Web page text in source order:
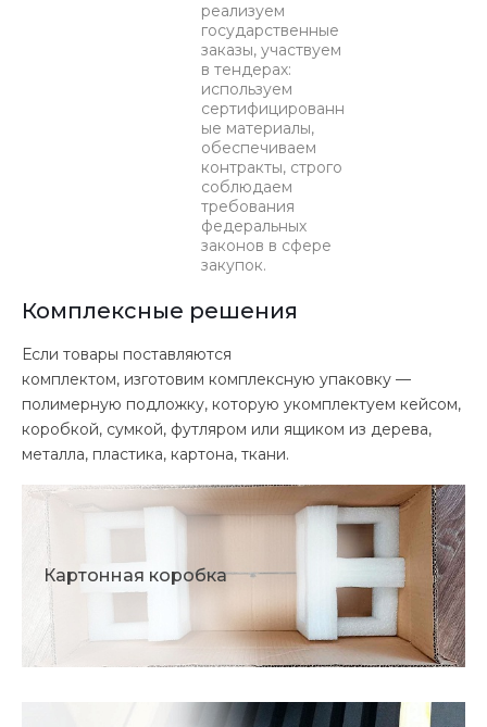
реализуем
государственные
заказы, участвуем
в тендерах:
используем
сертифицированн
ые материалы,
обеспечиваем
контракты, строго
соблюдаем
требования
федеральных
законов в сфере
закупок.
Комплексные решения
Если товары поставляются
комплектом, изготовим комплексную упаковку —
полимерную подложку, которую укомплектуем кейсом,
коробкой, сумкой, футляром или ящиком из дерева,
металла, пластика, картона, ткани.
Картонная коробка